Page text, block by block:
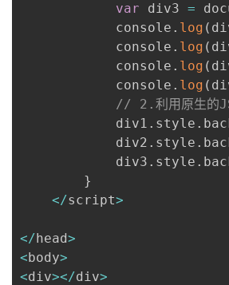
var div3 =
            console
. log (
            console
. log (
            console
. log (
            console
. log (
// 2.利用原生的
            div1
. style .
            div2
. style .
            div3
. style .
}
</script>
</head>
<body>
<div></div>